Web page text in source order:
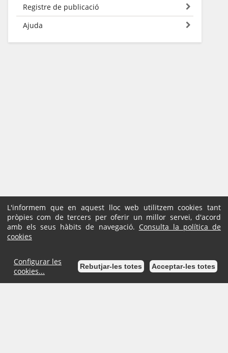
Registre de publicació
Ajuda
L'informem que en aquest lloc web utilitzem cookies tant
pròpies com de tercers per oferir un millor servei, d'acord
amb els seus hàbits de navegació. Consulta la política de
cookies
Configurar les
cookies...
Rebutjar-les totes Acceptar-les totes